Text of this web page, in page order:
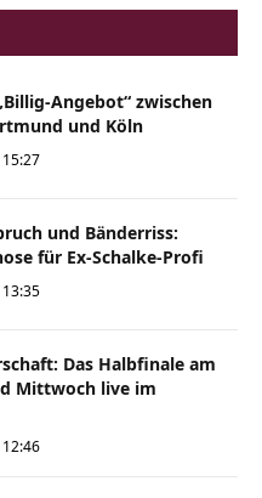
Angebot“ zwischen
und Köln
15:27
und Bänderriss:
für Ex-Schalke-Profi
13:35
Das Halbfinale am
Mittwoch live im
12:46